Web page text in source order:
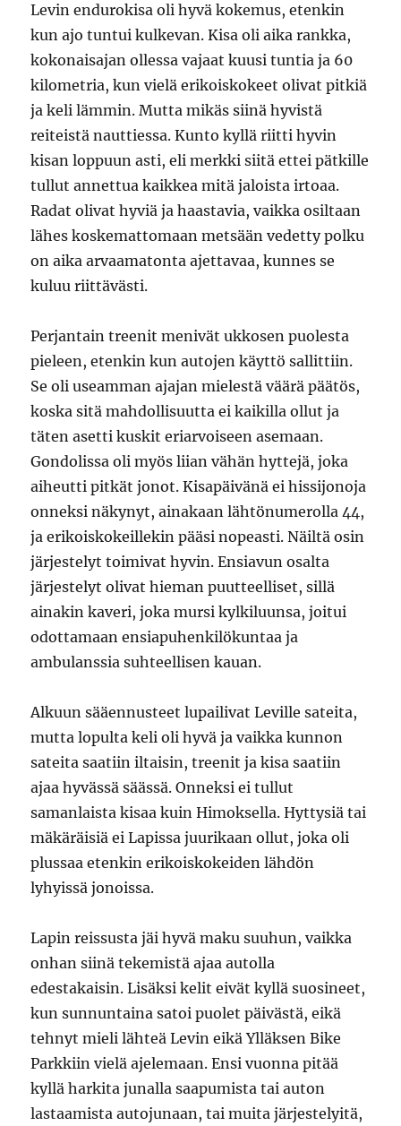
Levin endurokisa oli hyvä kokemus, etenkin
kun ajo tuntui kulkevan. Kisa oli aika rankka,
kokonaisajan ollessa vajaat kuusi tuntia ja 60
kilometria, kun vielä erikoiskokeet olivat pitkiä
ja keli lämmin. Mutta mikäs siinä hyvistä
reiteistä nauttiessa. Kunto kyllä riitti hyvin
kisan loppuun asti, eli merkki siitä ettei pätkille
tullut annettua kaikkea mitä jaloista irtoaa.
Radat olivat hyviä ja haastavia, vaikka osiltaan
lähes koskemattomaan metsään vedetty polku
on aika arvaamatonta ajettavaa, kunnes se
kuluu riittävästi.
Perjantain treenit menivät ukkosen puolesta
pieleen, etenkin kun autojen käyttö sallittiin.
Se oli useamman ajajan mielestä väärä päätös,
koska sitä mahdollisuutta ei kaikilla ollut ja
täten asetti kuskit eriarvoiseen asemaan.
Gondolissa oli myös liian vähän hyttejä, joka
aiheutti pitkät jonot. Kisapäivänä ei hissijonoja
onneksi näkynyt, ainakaan lähtönumerolla 44,
ja erikoiskokeillekin pääsi nopeasti. Näiltä osin
järjestelyt toimivat hyvin. Ensiavun osalta
järjestelyt olivat hieman puutteelliset, sillä
ainakin kaveri, joka mursi kylkiluunsa, joitui
odottamaan ensiapuhenkilökuntaa ja
ambulanssia suhteellisen kauan.
Alkuun sääennusteet lupailivat Leville sateita,
mutta lopulta keli oli hyvä ja vaikka kunnon
sateita saatiin iltaisin, treenit ja kisa saatiin
ajaa hyvässä säässä. Onneksi ei tullut
samanlaista kisaa kuin Himoksella. Hyttysiä tai
mäkäräisiä ei Lapissa juurikaan ollut, joka oli
plussaa etenkin erikoiskokeiden lähdön
lyhyissä jonoissa.
Lapin reissusta jäi hyvä maku suuhun, vaikka
onhan siinä tekemistä ajaa autolla
edestakaisin. Lisäksi kelit eivät kyllä suosineet,
kun sunnuntaina satoi puolet päivästä, eikä
tehnyt mieli lähteä Levin eikä Ylläksen Bike
Parkkiin vielä ajelemaan. Ensi vuonna pitää
kyllä harkita junalla saapumista tai auton
lastaamista autojunaan, tai muita järjestelyitä,